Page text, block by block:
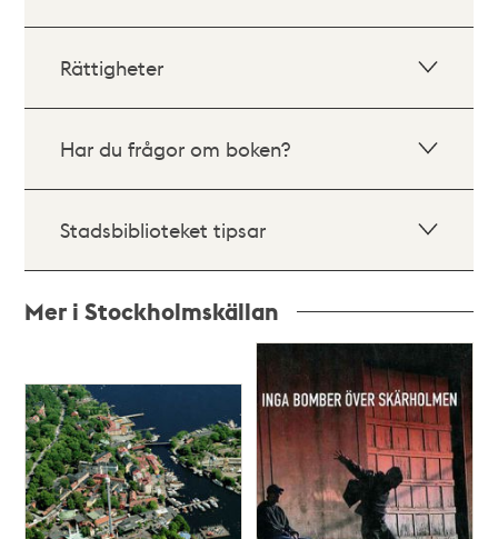
Rättigheter
Har du frågor om boken?
Stadsbiblioteket tipsar
Mer i Stockholmskällan
poster
och
teman